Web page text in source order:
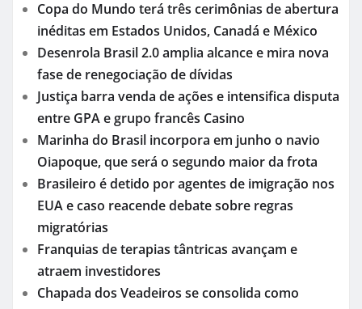
Copa do Mundo terá três cerimônias de abertura
inéditas em Estados Unidos, Canadá e México
Desenrola Brasil 2.0 amplia alcance e mira nova
fase de renegociação de dívidas
Justiça barra venda de ações e intensifica disputa
entre GPA e grupo francês Casino
Marinha do Brasil incorpora em junho o navio
Oiapoque, que será o segundo maior da frota
Brasileiro é detido por agentes de imigração nos
EUA e caso reacende debate sobre regras
migratórias
Franquias de terapias tântricas avançam e
atraem investidores
Chapada dos Veadeiros se consolida como